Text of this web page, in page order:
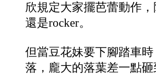
欣規定大家擺芭蕾動作
還是rocker。
但當豆花妹要下腳踏車
落，龐大的落葉差一點